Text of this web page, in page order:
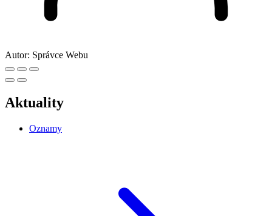
Autor: Správce Webu
Aktuality
Oznamy